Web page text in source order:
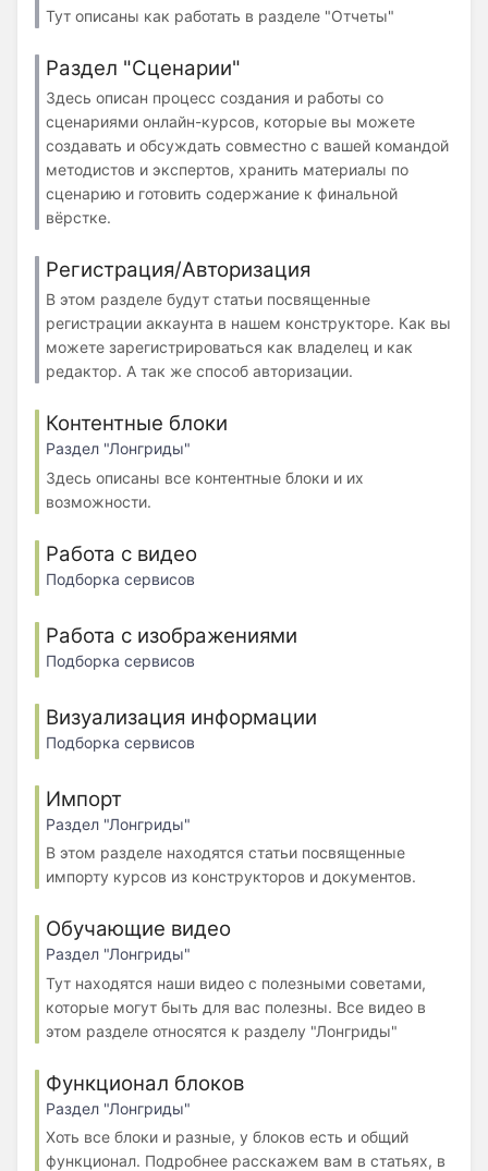
Тут описаны как работать в разделе "Отчеты"
Раздел "Сценарии"
Здесь описан процесс создания и работы со
сценариями онлайн-курсов, которые вы можете
создавать и обсуждать совместно с вашей командой
методистов и экспертов, хранить материалы по
сценарию и готовить содержание к финальной
вёрстке.
Регистрация/Авторизация
В этом разделе будут статьи посвященные
регистрации аккаунта в нашем конструкторе. Как вы
можете зарегистрироваться как владелец и как
редактор. А так же способ авторизации.
Контентные блоки
Раздел "Лонгриды"
Здесь описаны все контентные блоки и их
возможности.
Работа с видео
Подборка сервисов
Работа с изображениями
Подборка сервисов
Визуализация информации
Подборка сервисов
Импорт
Раздел "Лонгриды"
В этом разделе находятся статьи посвященные
импорту курсов из конструкторов и документов.
Обучающие видео
Раздел "Лонгриды"
Тут находятся наши видео с полезными советами,
которые могут быть для вас полезны. Все видео в
этом разделе относятся к разделу "Лонгриды"
Функционал блоков
Раздел "Лонгриды"
Хоть все блоки и разные, у блоков есть и общий
функционал. Подробнее расскажем вам в статьях, в